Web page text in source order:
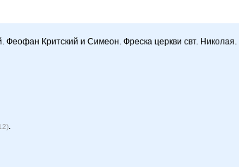
Критский и Симеон. Фреска церкви свт.
.